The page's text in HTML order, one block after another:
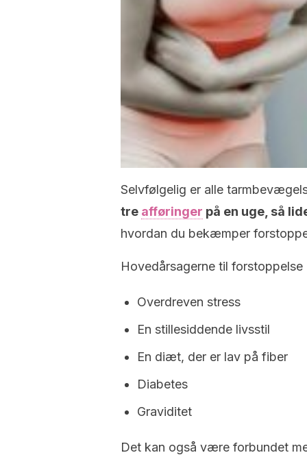
Selvfølgelig er alle
tre afføringer på en uge, så
hvordan du bekæmper
Hovedårsagerne til forstoppelse
Overdreven stress
En stillesiddende livsstil
En diæt, der er lav på fiber
Diabetes
Graviditet
Det kan også være forbundet